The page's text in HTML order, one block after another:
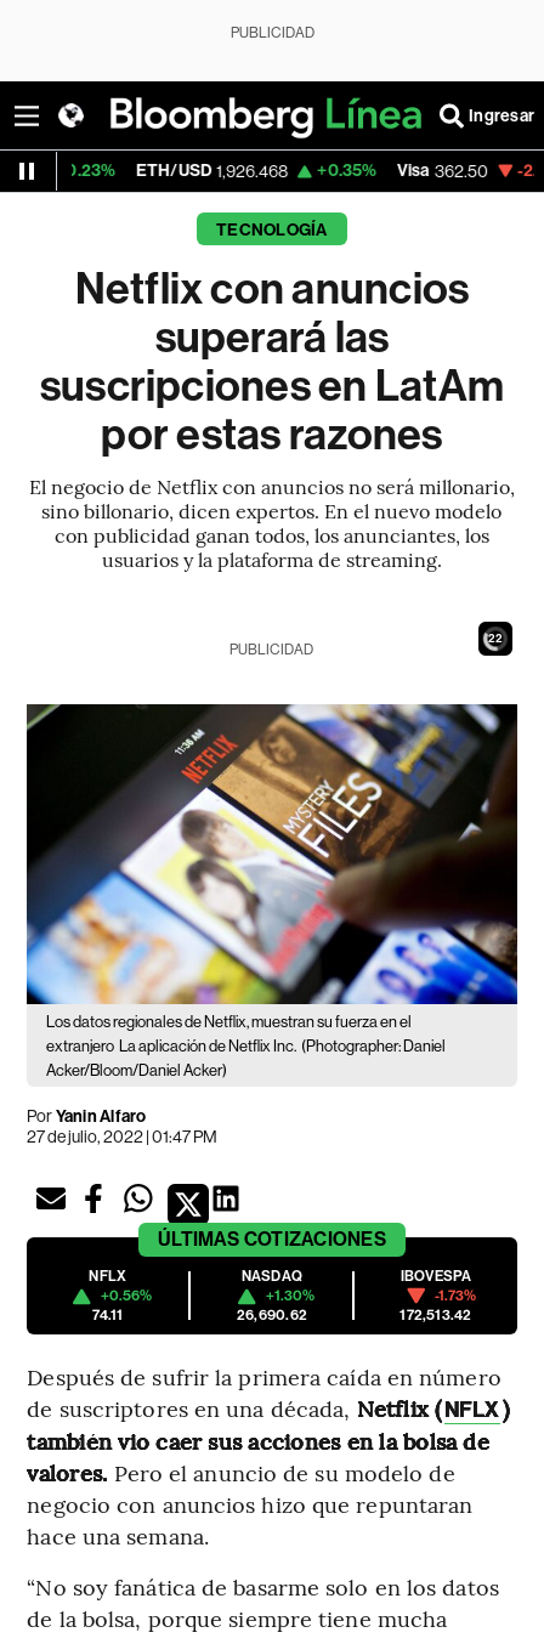
PUBLICIDAD
Ingresar
ETH/USD 1,926.468 +0.35% Visa 362.50 -2.15%
TECNOLOGÍA
Netflix con anuncios
superará las
suscripciones en LatAm
por estas razones
El negocio de Netflix con anuncios no será millonario,
sino billonario, dicen expertos. En el nuevo modelo
con publicidad ganan todos, los anunciantes, los
usuarios y la plataforma de streaming.
21
PUBLICIDAD
Los datos regionales de Netflix, muestran su fuerza en el
extranjero La aplicación de Netflix Inc. (Photographer: Daniel
Acker/Bloom/Daniel Acker)
PorYanin Alfaro
27 de julio, 2022 | 01:47 PM
ÚLTIMAS COTIZACIONES
NFLX
+0.56%
74.11
NASDAQ
+1.30%
26,690.62
IBOVESPA
-1.73%
172,513.42
Después de sufrir la primera caída en número
de suscriptores en una década, Netflix (NFLX)
también vio caer sus acciones en la bolsa de
valores. Pero el anuncio de su modelo de
negocio con anuncios hizo que repuntaran
hace una semana.
“No soy fanática de basarme solo en los datos
de la bolsa, porque siempre tiene mucha